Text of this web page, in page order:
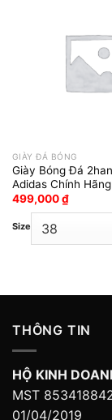
Add
GIÀY ĐÁ BÓNG
Giày Bóng Đá
Adidas Chính Hãng
499,000₫
Size
THÔNG TIN
HỘ KINH
MST
01/04/2019